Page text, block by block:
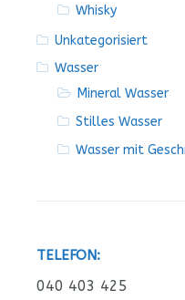
Whisky
Unkategorisiert
Wasser
Mineral Wasser
Stilles Wasser
Wasser mit
TELEFON:
040 403 425